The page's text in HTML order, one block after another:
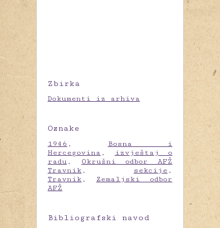
Zbirka
Dokumenti iz arhiva
Oznake
1946 , Bosna i
Hercegovina ,
izvještaj o
radu , Okružni odbor AFŽ
Travnik , sekcije ,
Travnik , Zemaljski odbor
AFŽ
Bibliografski navod